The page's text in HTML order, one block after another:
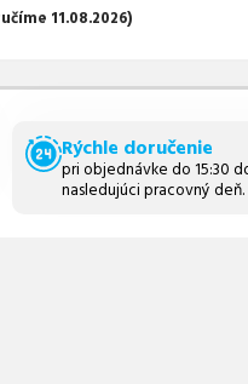
11.08.2026)
Rýchle doručenie
pri objednávke do 15:30
nasledujúci pracovný deň.